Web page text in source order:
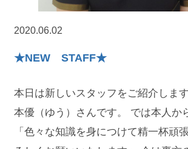
2020.06.02
★NEW STAFF★
本日は新しいスタッフをご紹介しま
本優（ゆう）さんです。 では本人か
「色々な知識を身につけて精一杯頑